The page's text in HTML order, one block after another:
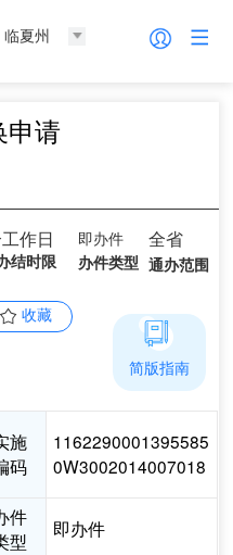
临夏州
申请
作日
结时限
即办件
办件类型
全省
通办范围
收藏
施
码
1162290001395585
0W3002014007018
件
型
即办件
简版指南